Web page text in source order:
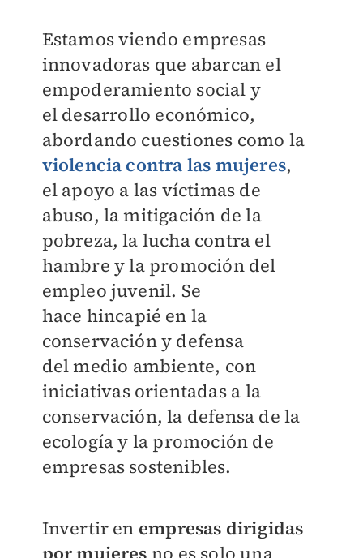
Estamos viendo empresas
innovadoras que abarcan el
empoderamiento social y
el desarrollo económico,
abordando cuestiones como la
violencia contra las mujeres,
el apoyo a las víctimas de
abuso, la mitigación de la
pobreza, la lucha contra el
hambre y la promoción del
empleo juvenil. Se
hace hincapié en la
conservación y defensa
delmedio ambiente, con
iniciativas orientadas a la
conservación, la defensa de la
ecologíay la promoción de
empresas sostenibles.
Invertir en empresas dirigidas